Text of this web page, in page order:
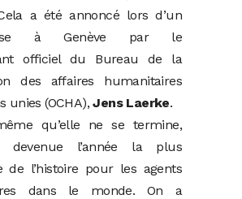
a été annoncé lors d’un
à Genève par le
officiel du Bureau de la
des affaires humanitaires
unies (OCHA),Jens Laerke.
qu’elle ne se termine,
devenue l’année la plus
de l’histoire pour les agents
dans le monde. On a